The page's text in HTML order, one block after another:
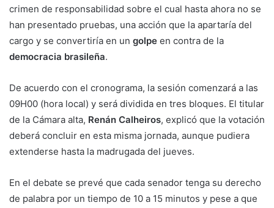
crimen de responsabilidad sobre el cual hasta ahora no se
han presentado pruebas, una acción que la apartaría del
cargo y se convertiría en un golpe en contra de la
democracia brasileña.
De acuerdo con el cronograma, la sesión comenzará a las
09H00 (hora local) y será dividida en tres bloques. El titular
de la Cámara alta, Renán Calheiros, explicó que la votación
deberá concluir en esta misma jornada, aunque pudiera
extenderse hasta la madrugada del jueves.
En el debate se prevé que cada senador tenga su derecho
de palabra por un tiempo de 10 a 15 minutos y pese a que